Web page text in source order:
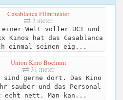
Casablanca Filmtheater
3 meter
Welt voller UCI und
Kinos hat das Casablanca
einmal seinen eig...
Union Kino Bochum
31 meter
gerne dort. Das Kino
sauber und das Personal
echt nett. Man kan...